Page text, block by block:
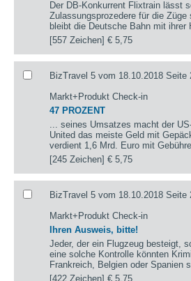
Der DB-Konkurrent Flixtrain lässt
Zulassungsprozedere für die
bleibt die Deutsche Bahn mit
[557 Zeichen]€ 5,75
BizTravel 5 vom 18.10.2018 Seite
Markt+Produkt Check-in
47 PROZENT
... seines Umsatzes macht der
United das meiste Geld mit
verdient 1,6 Mrd. Euro mit
[245 Zeichen]€ 5,75
BizTravel 5 vom 18.10.2018 Seite
Markt+Produkt Check-in
Ihren Ausweis, bitte!
Jeder, der ein Flugzeug besteigt,
eine solche Kontrolle könnten
Frankreich, Belgien oder Spanien
[422 Zeichen]€ 5,75